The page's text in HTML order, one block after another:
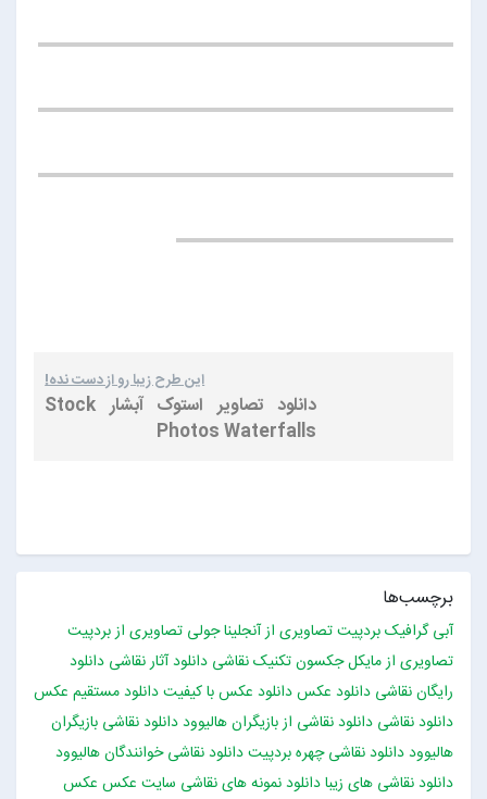
این طرح زیبا رو از دست نده!
دانلود تصاویر استوک آبشار Stock
Photos Waterfalls
برچسب‌ها
آبی گرافیکبردپیتتصاویری از آنجلینا جولی تصاویری از بردپیت
تصاویری از مایکل جکسونتکنیک نقاشی دانلود آثار نقاشی دانلود
رایگان نقاشی دانلود عکسدانلود عکس با کیفیتدانلود مستقیم عکس
دانلود نقاشی دانلود نقاشی از بازیگران هالیووددانلود نقاشی بازیگران
هالیووددانلود نقاشی چهره بردپیتدانلود نقاشی خوانندگان هالیوود
دانلود نقاشی های زیبادانلود نمونه های نقاشی سایت عکس عکس